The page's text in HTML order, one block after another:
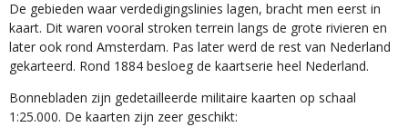
De gebieden waar verdedigingslinies lagen, bracht men eerst in
kaart. Dit waren vooral stroken terrein langs de grote rivieren en
later ook rond Amsterdam. Pas later werd de rest van Nederland
gekarteerd. Rond 1884 besloeg de kaartserie heel Nederland.
Bonnebladen zijn gedetailleerde militaire kaarten op schaal
1:25.000. De kaarten zijn zeer geschikt:​